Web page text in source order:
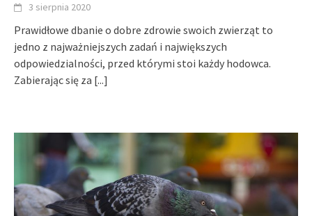
3 sierpnia 2020
Prawidłowe dbanie o dobre zdrowie swoich zwierząt to
jedno z najważniejszych zadań i największych
odpowiedzialności, przed którymi stoi każdy hodowca.
Zabierając się za [...]